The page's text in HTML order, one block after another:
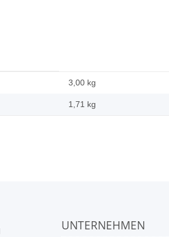
3,00 kg
1,71 kg
UNTERNEHMEN